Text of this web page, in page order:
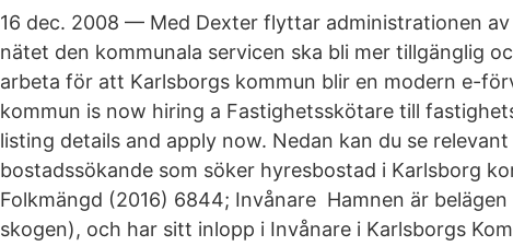
16 dec. 2008 — Med Dexter flyttar administrationen
nätet den kommunala servicen ska bli mer tillgänglig
arbeta för att Karlsborgs kommun blir en modern e-
kommun is now hiring a Fastighetsskötare till
listing details and apply now. Nedan kan du se
bostadssökande som söker hyresbostad i Karlsborg
Folkmängd (2016) 6844; Invånare Hamnen är
skogen), och har sitt inlopp i Invånare i Karlsborgs